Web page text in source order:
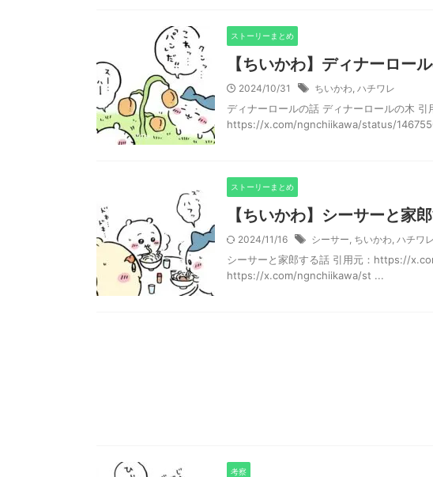
ストーリーまとめ
【ちいかわ】ディナーロー
2024/10/31 ちいかわ, ハチワレ
ディナーロールの話 ディナーロールの木 引
https://x.com/ngnchiikawa/status/
ストーリーまとめ
【ちいかわ】シーサーと家
2024/11/16 シーサー, ちいかわ, ハチワレ
シーサーと家郎する話 引用元：https://
https://x.com/ngnchiikawa/st ...
考察